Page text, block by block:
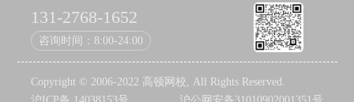
131-2768-1652
咨询时间：8:00-24:00
Copyright © 2006-2022 高顿网校, All Rights Reserved.